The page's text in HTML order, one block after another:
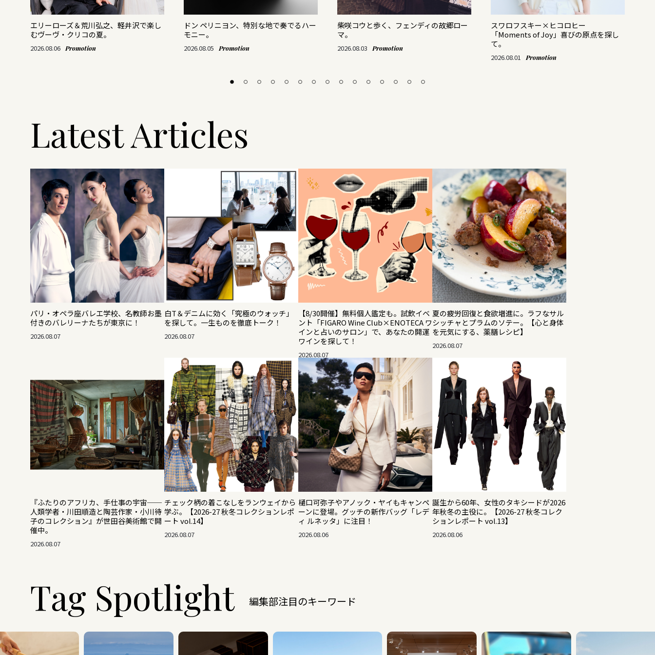
エリーローズ＆荒川弘之、軽井沢で楽し
むヴーヴ・クリコの夏。
2026.08.06 Promotion
ドン ペリニヨン、特別な地で奏でるハー
モニー。
2026.08.05 Promotion
柴咲コウと歩く、フェンディの故郷ロー
マ。
2026.08.03 Promotion
スワロフスキー×ヒコロヒー
「Moments of Joy」喜びの原点を探し
て。
2026.08.01 Promotion
Latest Articles
パリ・オペラ座バレエ学校、名教師お墨
付きのバレリーナたちが東京に！
2026.08.07
白T＆デニムに効く「究極のウォッチ」
を探して。一生ものを徹底トーク！
2026.08.07
【8/30開催】無料個人鑑定も。試飲イベ
ント「FIGARO Wine Club×ENOTECA ワ
インと占いのサロン」で、あなたの開運
ワインを探して！
2026.08.07
夏の疲労回復と食欲増進に。ラフなサル
シッチャとプラムのソテー。【心と身体
を元気にする、薬膳レシピ】
2026.08.07
『ふたりのアフリカ、手仕事の宇宙──
人類学者・川田順造と陶芸作家・小川待
子のコレクション』が世田谷美術館で開
催中。
2026.08.07
チェック柄の着こなしをランウェイから
学ぶ。【2026-27 秋冬コレクションレポ
ート vol.14】
2026.08.07
樋口可弥子やアノック・ヤイもキャンペ
ーンに登場。グッチの新作バッグ「レデ
ィ ルネッタ」に注目！
2026.08.06
誕生から60年、女性のタキシードが2026
年秋冬の主役に。【2026-27 秋冬コレク
ションレポート vol.13】
2026.08.06
Tag Spotlight 編集部注目のキーワード